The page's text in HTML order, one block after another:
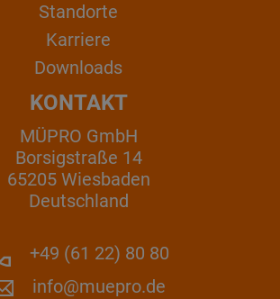
Standorte
Karriere
Downloads
KONTAKT
MÜPRO GmbH
Borsigstraße 14
65205 Wiesbaden
Deutschland
+49 (61 22) 80 80
info@muepro.de